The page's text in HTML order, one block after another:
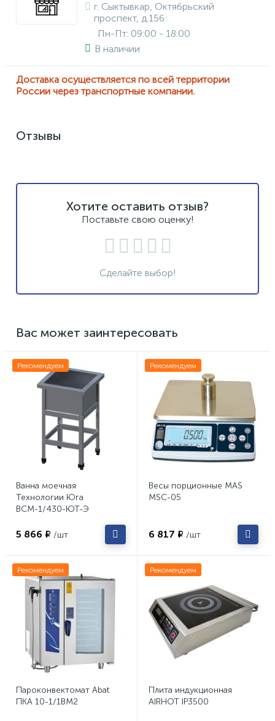
г. Сыктывкар, Октябрьский
проспект, д.156
Пн-Пт: 09:00 - 18:00
В наличии
Доставка осуществляется по всей территории
России через транспортные компании.
Отзывы
Хотите оставить отзыв?
Поставьте свою оценку!
Сделайте выбор!
Вас может заинтересовать
Рекомендуем
Ванна моечная
Технологии Юга
ВСМ-1/430-ЮТ-Э
5 866 ₽ /шт
Рекомендуем
Весы порционные MAS
MSC-05
6 817 ₽ /шт
Рекомендуем
Пароконвектомат Abat
ПКА 10-1/1ВМ2
Рекомендуем
Плита индукционная
AIRHOT IP3500